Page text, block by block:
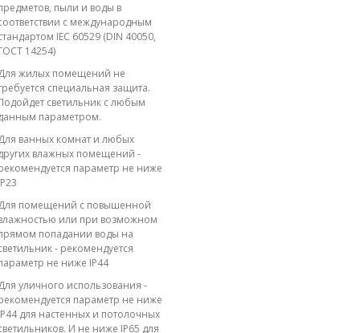
пыли и воды в
с международным
IEC 60529 (DIN 40050,
14254)
жилых помещений не
специальная защита.
светильник с любым
параметром.
ванных комнат и любых
влажных помещений -
параметр не ниже
помещений с повышенной
или при возможном
попадании воды на
- рекомендуется
не ниже IP44
уличного использования -
параметр не ниже
для настенных и потолочных
И не ниже IP65 для